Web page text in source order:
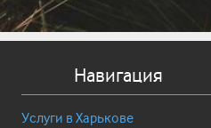
Навигация
Услуги в Харькове